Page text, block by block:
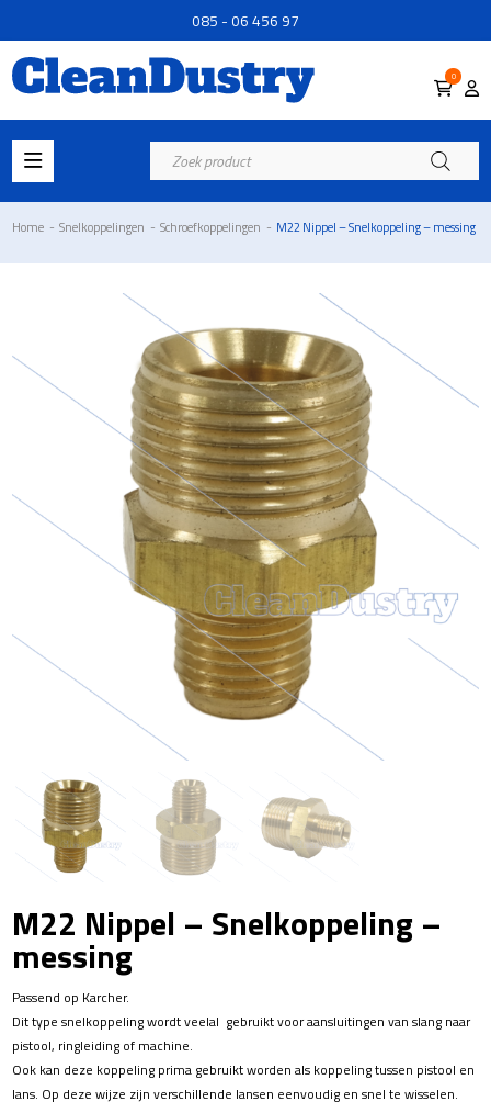
085 - 06 456 97
0
Producten
zoeken
Home - Snelkoppelingen - Schroefkoppelingen - M22 Nippel – Snelkoppeling – messing
M22 Nippel – Snelkoppeling –
messing
Passend op Karcher.
Dit type snelkoppeling wordt veelal gebruikt voor aansluitingen van slang naar
pistool, ringleiding of machine.
Ook kan deze koppeling prima gebruikt worden als koppeling tussen pistool en
lans. Op deze wijze zijn verschillende lansen eenvoudig en snel te wisselen.